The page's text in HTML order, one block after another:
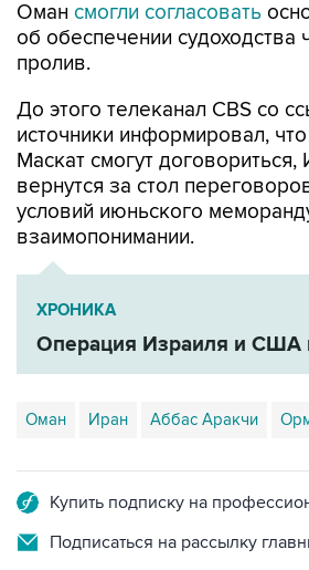
Оман смогли согласовать
об обеспечении судоходства
пролив.
До этого телеканал CBS со
источники информировал,
Маскат смогут
вернутся за стол
условий июньского
взаимопонимании.
ХРОНИКА
Операция Израиля и США
Оман Иран Аббас Аракчи
Купить подписку на
Подписаться на рассылку